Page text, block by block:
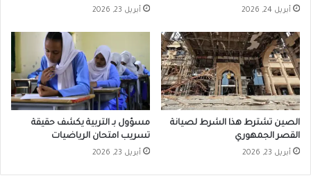
أبريل 24, 2026 أبريل 23, 2026
الصين تشترط هذا الشرط لصيانة
القصر الجمهوري
أبريل 23, 2026
مسؤول بـ التربية يكشف حقيقة
تسريب امتحان الرياضيات
أبريل 23, 2026